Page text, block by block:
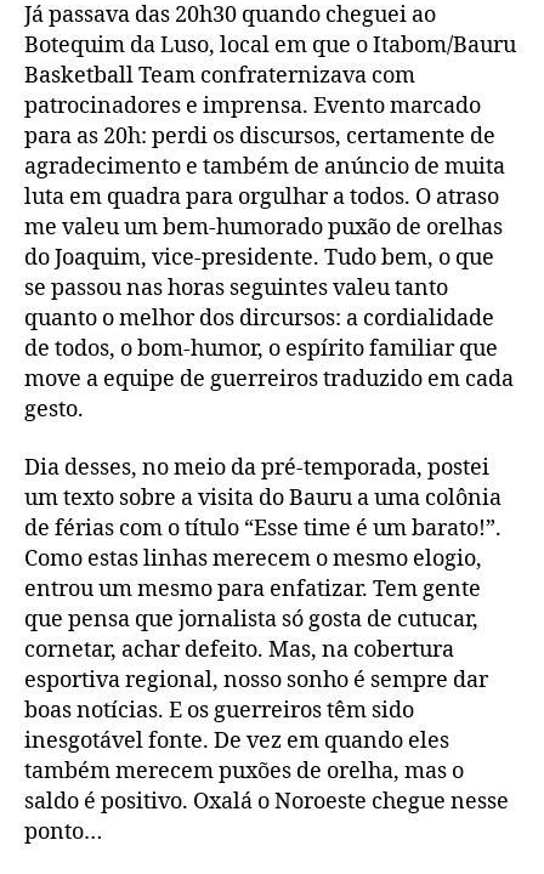
Já passava das 20h30 quando cheguei ao
Botequim da Luso, local em que o Itabom/Bauru
Basketball Team confraternizava com
patrocinadores e imprensa. Evento marcado
para as 20h: perdi os discursos, certamente de
agradecimento e também de anúncio de muita
luta em quadra para orgulhar a todos. O atraso
me valeu um bem-humorado puxão de orelhas
do Joaquim, vice-presidente. Tudo bem, o que
se passou nas horas seguintes valeu tanto
quanto o melhor dos dircursos: a cordialidade
de todos, o bom-humor, o espírito familiar que
move a equipe de guerreiros traduzido em cada
gesto.
Dia desses, no meio da pré-temporada, postei
um texto sobre a visita do Bauru a uma colônia
de férias com o título “Esse time é um barato!”.
Como estas linhas merecem o mesmo elogio,
entrou um mesmo para enfatizar. Tem gente
que pensa que jornalista só gosta de cutucar,
cornetar, achar defeito. Mas, na cobertura
esportiva regional, nosso sonho é sempre dar
boas notícias. E os guerreiros têm sido
inesgotável fonte. De vez em quando eles
também merecem puxões de orelha, mas o
saldo é positivo. Oxalá o Noroeste chegue nesse
ponto…